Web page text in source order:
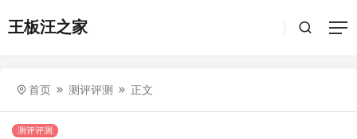
王板汪之家
首页 测评评测 正文
测评评测